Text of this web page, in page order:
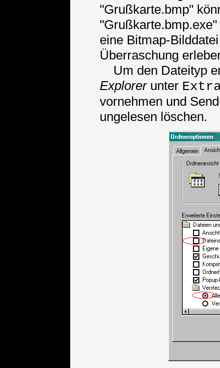
"Grußkarte.bmp"
eine Bitmap-
Überraschung
Um den Dateityp
Explorerunter
vornehmen und
ungelesen löschen.